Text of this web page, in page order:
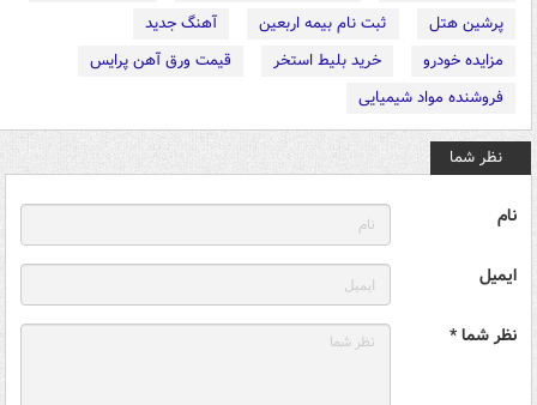
پرشین هتل
ثبت نام بیمه اربعین
آهنگ جدید
مزایده خودرو
خرید بلیط استخر
قیمت ورق آهن پرایس
فروشنده مواد شیمیایی
نظر شما
نام
ایمیل
نظر شما *